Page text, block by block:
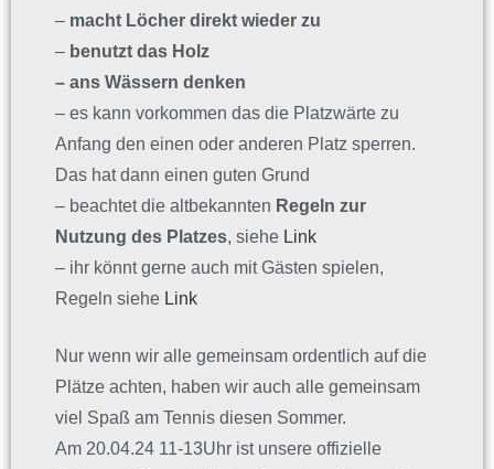
– macht Löcher direkt wieder zu
– benutzt das Holz
– ans Wässern denken
– es kann vorkommen das die Platzwärte zu
Anfang den einen oder anderen Platz sperren.
Das hat dann einen guten Grund
– beachtet die altbekannten Regeln zur
Nutzung des Platzes, siehe Link
– ihr könnt gerne auch mit Gästen spielen,
Regeln siehe Link
Nur wenn wir alle gemeinsam ordentlich auf die
Plätze achten, haben wir auch alle gemeinsam
viel Spaß am Tennis diesen Sommer.
Am 20.04.24 11-13Uhr ist unsere offizielle